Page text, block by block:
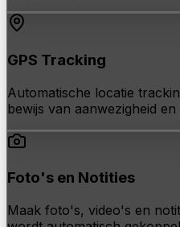
GPS Tracking
Automatische locatie
bewijs van aanwezigheid
Foto's en Notities
Maak foto's, video's en